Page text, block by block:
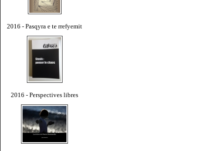
2016 - Pasqyra e te rrefyemit
2016 - Perspectives libres